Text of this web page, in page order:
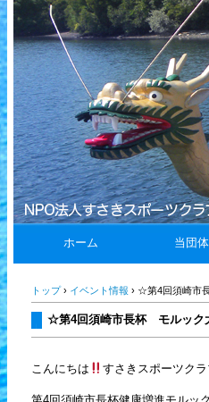
ホーム 当団
トップ › イベント情報 › ☆第4回須崎市
☆第4回須崎市長杯 モルック
こんにちは すさきスポーツクラ